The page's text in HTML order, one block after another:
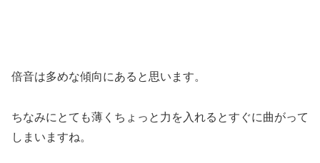
倍音は多めな傾向にあると思います。
ちなみにとても薄くちょっと力を入れるとすぐに曲がって
しまいますね。